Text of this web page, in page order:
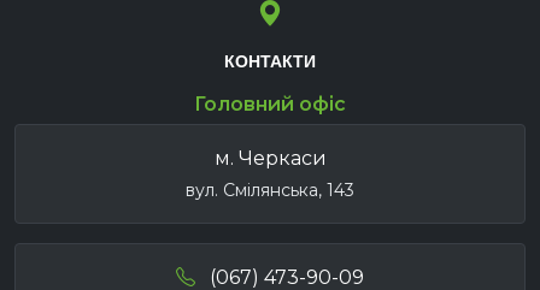
КОНТАКТИ
Головний офіс
м. Черкаси
вул. Смілянська, 143
(067) 473-90-09